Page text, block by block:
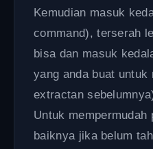
Kemudian masuk
command), terserah
bisa dan masuk
yang anda buat
extractan
Untuk mempermudah
baiknya jika belum